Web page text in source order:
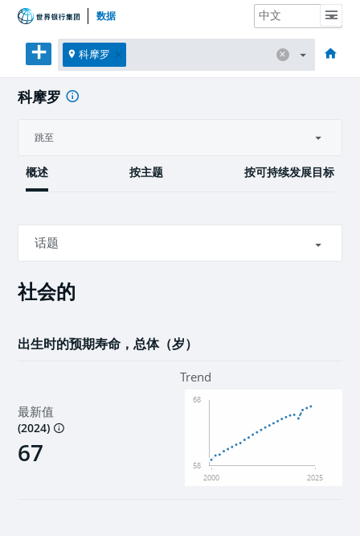
数据
主页 经济体 关于
科摩罗
科摩罗
跳至
概述 按主题 按可持续发展目标
话题
社会的
机构
社会的
出生时的预期寿命，总体（岁）
最新值
(2024)
67
Trend
2000 2025
58
68